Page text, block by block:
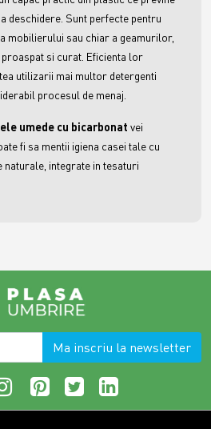
deschidere. Sunt perfecte pentru
mobilierului sau chiar a geamurilor,
proaspat si curat. Eficienta lor
utilizarii mai multor detergenti
procesul de menaj.
umede cu bicarbonat vei
fi sa mentii igiena casei tale cu
integrate in tesaturi
Ma inscriu la newsletter